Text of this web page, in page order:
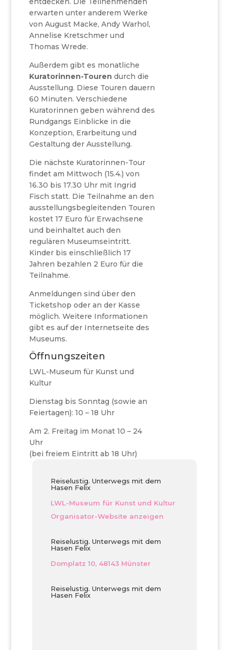
erwarten unter anderem Werke
von August Macke, Andy Warhol,
Annelise Kretschmer und
Thomas Wrede.
Außerdem gibt es monatliche
Kuratorinnen-Touren durch die
Ausstellung. Diese Touren dauern
60 Minuten. Verschiedene
Kuratorinnen geben während des
Rundgangs Einblicke in die
Konzeption, Erarbeitung und
Gestaltung der Ausstellung.
Die nächste Kuratorinnen-Tour
findet am Mittwoch (15.4.) von
16.30 bis 17.30 Uhr mit Ingrid
Fisch statt. Die Teilnahme an den
ausstellungsbegleitenden Touren
kostet 17 Euro für Erwachsene
und beinhaltet auch den
regulären Museumseintritt.
Kinder bis einschließlich 17
Jahren bezahlen 2 Euro für die
Teilnahme.
Anmeldungen sind über den
Ticketshop oder an der Kasse
möglich. Weitere Informationen
gibt es auf der Internetseite des
Museums.
Öffnungszeiten
LWL-Museum für Kunst und
Kultur
Dienstag bis Sonntag (sowie an
Feiertagen): 10 – 18 Uhr
Am 2. Freitag im Monat 10 – 24
Uhr
(bei freiem Eintritt ab 18 Uhr)
Reiselustig. Unterwegs mit dem
Hasen Felix
LWL-Museum für Kunst und Kultur
Organisator-Website anzeigen
Reiselustig. Unterwegs mit dem
Hasen Felix
Domplatz 10, 48143 Münster
Reiselustig. Unterwegs mit dem
Hasen Felix